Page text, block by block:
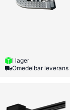
I lager
Omedelbar leverans